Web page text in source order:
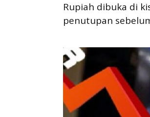
Rupiah dibuka di
penutupan